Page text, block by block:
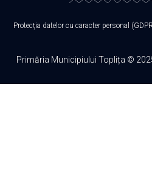
Protecția datelor cu caracter personal
Primăria Municipiului Toplița ©